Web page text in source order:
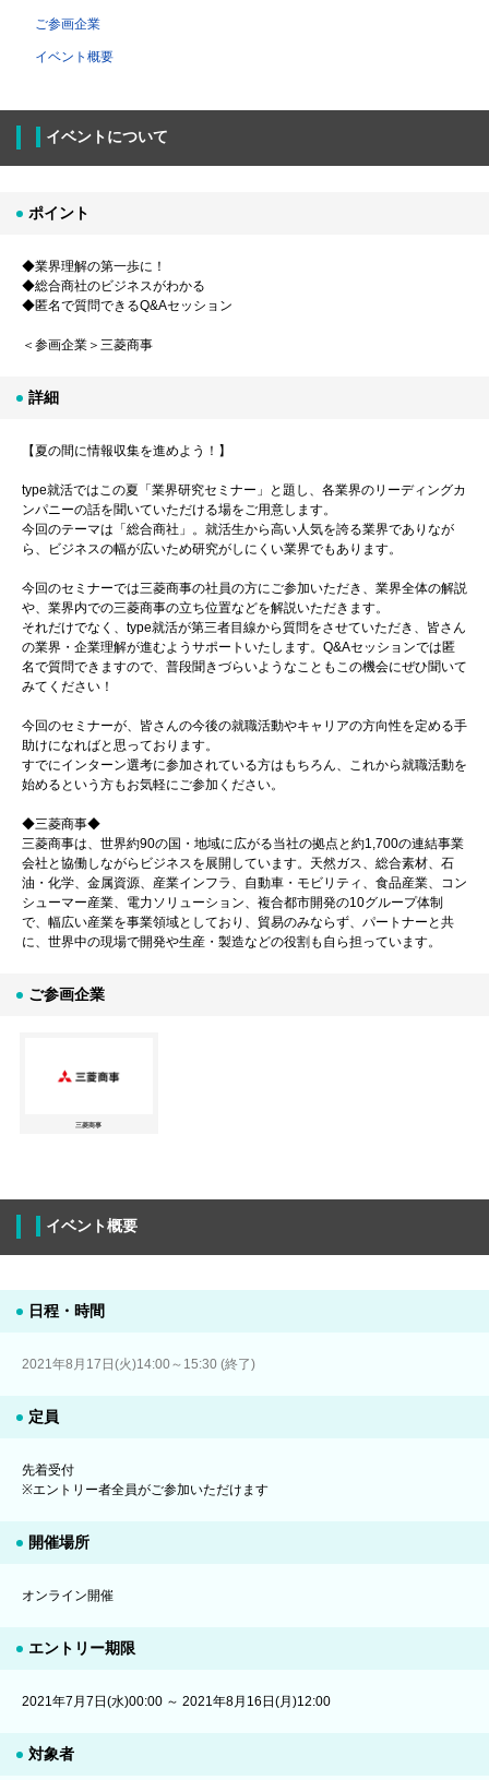
ご参画企業
イベント概要
イベントについて
ポイント
◆業界理解の第一歩に！
◆総合商社のビジネスがわかる
◆匿名で質問できるQ&Aセッション
＜参画企業＞三菱商事
詳細
【夏の間に情報収集を進めよう！】
type就活ではこの夏「業界研究セミナー」と題し、各業界のリーディングカ
ンパニーの話を聞いていただける場をご用意します。
今回のテーマは「総合商社」。就活生から高い人気を誇る業界でありなが
ら、ビジネスの幅が広いため研究がしにくい業界でもあります。
今回のセミナーでは三菱商事の社員の方にご参加いただき、業界全体の解説
や、業界内での三菱商事の立ち位置などを解説いただきます。
それだけでなく、type就活が第三者目線から質問をさせていただき、皆さん
の業界・企業理解が進むようサポートいたします。Q&Aセッションでは匿
名で質問できますので、普段聞きづらいようなこともこの機会にぜひ聞いて
みてください！
今回のセミナーが、皆さんの今後の就職活動やキャリアの方向性を定める手
助けになればと思っております。
すでにインターン選考に参加されている方はもちろん、これから就職活動を
始めるという方もお気軽にご参加ください。
◆三菱商事◆
三菱商事は、世界約90の国・地域に広がる当社の拠点と約1,700の連結事業
会社と協働しながらビジネスを展開しています。天然ガス、総合素材、石
油・化学、金属資源、産業インフラ、自動車・モビリティ、食品産業、コン
シューマー産業、電力ソリューション、複合都市開発の10グループ体制
で、幅広い産業を事業領域としており、貿易のみならず、パートナーと共
に、世界中の現場で開発や生産・製造などの役割も自ら担っています。
ご参画企業
三菱商事
イベント概要
日程・時間
2021年8月17日(火)14:00～15:30 (終了)
定員
先着受付
※エントリー者全員がご参加いただけます
開催場所
オンライン開催
エントリー期限
2021年7月7日(水)00:00 ～ 2021年8月16日(月)12:00
対象者